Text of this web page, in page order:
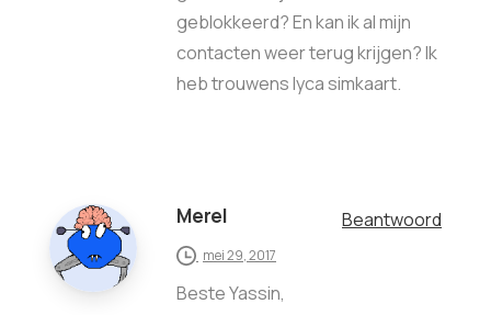
geblokkeerd? En kan ik al mijn
contacten weer terug krijgen? Ik
heb trouwens lyca simkaart.
Merel Beantwoord
mei 29, 2017
Beste Yassin,